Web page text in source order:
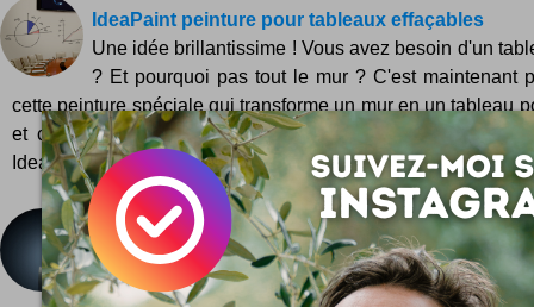
IdeaPaint peinture pour tableaux effaçables
Une idée brillantissime ! Vous avez besoin d'un
? Et pourquoi pas tout le mur ? C'est maintenant
cette peinture spéciale qui transforme un mur en un tableau
et croquis ! Quelques photos des applications possibles
IdeaPaint ... Avec un tableau classique...
Platinum FMD
Platinum FMD est une agence créative au Brésil
pubs et surtout des images magiques ! Extraits